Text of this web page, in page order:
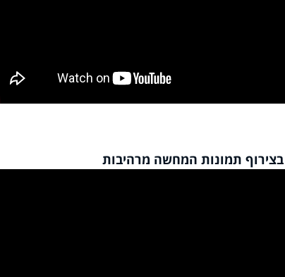
בצירוף תמונות המחשה מרהיבות